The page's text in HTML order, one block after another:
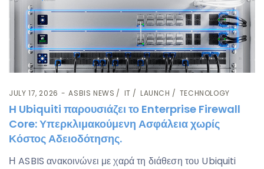
JULY 17, 2026 ASBIS NEWS IT LAUNCH TECHNOLOGY
Η Ubiquiti παρουσιάζει το Enterprise Firewall
Core: Υπερκλιμακούμενη Ασφάλεια χωρίς
Κόστος Αδειοδότησης.
Η ASBIS ανακοινώνει με χαρά τη διάθεση του Ubiquiti